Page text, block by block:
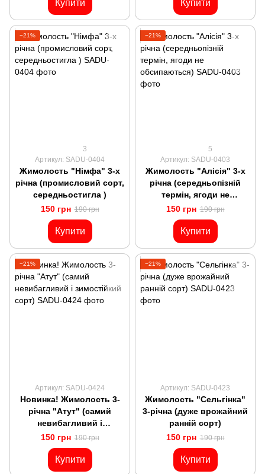
Купити Купити
−21%
3
Артикул: SADU-0404
Жимолость "Німфа" 3-х
річна (промисловий сорт,
середньостигла )
150 грн 190 грн
Купити
−21%
5
Артикул: SADU-0403
Жимолость "Алісія" 3-х
річна (середньопізній
термін, ягоди не
обсипаються)
150 грн 190 грн
Купити
−21%
Артикул: SADU-0424
Новинка! Жимолость 3-
річна "Атут" (самий
невибагливий і
зимостійкий сорт)
150 грн 190 грн
Купити
−21%
Артикул: SADU-0423
Жимолость "Сельгінка"
3-річна (дуже врожайний
ранній сорт)
150 грн 190 грн
Купити